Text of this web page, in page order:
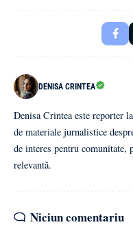
DENISA CRINTEA
Denisa Crintea este reporter
de materiale jurnalistice
de interes pentru comunitate,
relevantă.
Niciun comentariu